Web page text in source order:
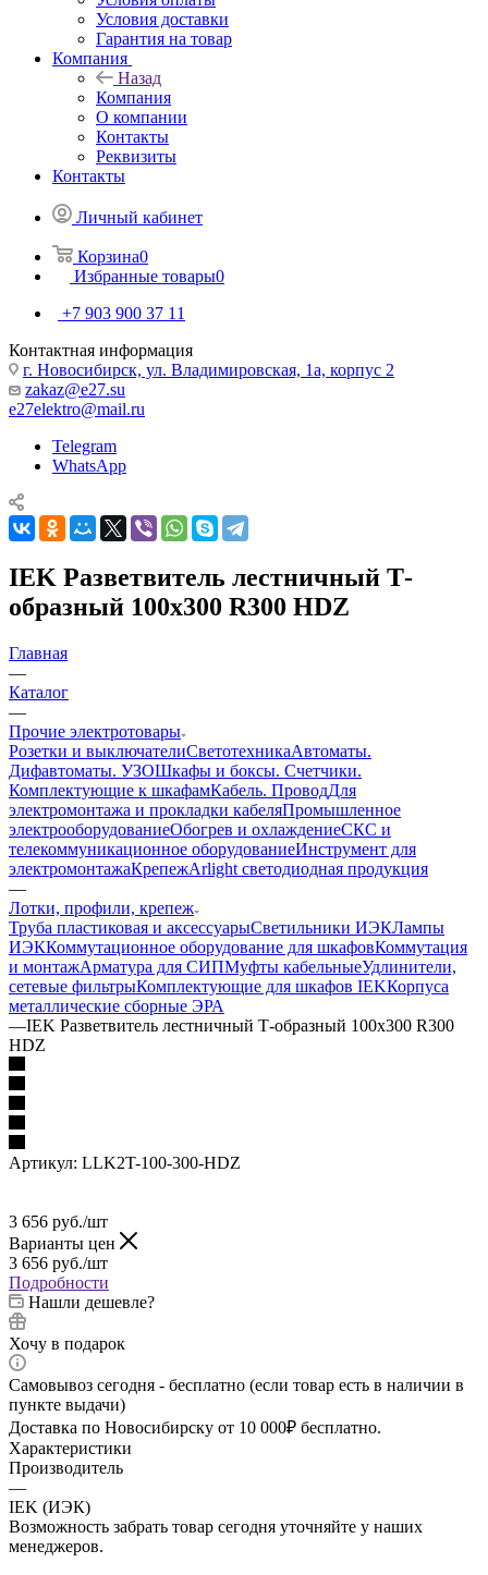
Условия доставки
Гарантия на товар
Компания
Назад
Компания
О компании
Контакты
Реквизиты
Контакты
Личный кабинет
Корзина0
Избранные товары0
+7 903 900 37 11
Контактная информация
г. Новосибирск, ул. Владимировская, 1а, корпус 2
zakaz@e27.su
e27elektro@mail.ru
Telegram
WhatsApp
IEK Разветвитель лестничный Т-
образный 100х300 R300 HDZ
Главная
—
Каталог
—
Прочие электротовары
Розетки и выключателиСветотехникаАвтоматы.
Дифавтоматы. УЗОШкафы и боксы. Счетчики.
Комплектующие к шкафамКабель. ПроводДля
электромонтажа и прокладки кабеляПромышленное
электрооборудованиеОбогрев и охлаждениеСКС и
телекоммуникационное оборудованиеИнструмент для
электромонтажаКрепежArlight светодиодная продукция
—
Лотки, профили, крепеж
Труба пластиковая и аксессуарыСветильники ИЭКЛампы
ИЭККоммутационное оборудование для шкафовКоммутация
и монтажАрматура для СИПМуфты кабельныеУдлинители,
сетевые фильтрыКомплектующие для шкафов IEKКорпуса
металлические сборные ЭРА
—IEK Разветвитель лестничный Т-образный 100х300 R300
HDZ
Артикул: LLK2T-100-300-HDZ
3 656 руб./шт
Варианты цен
3 656 руб./шт
Подробности
Нашли дешевле?
Хочу в подарок
Самовывоз сегодня - бесплатно (если товар есть в наличии в
пункте выдачи)
Доставка по Новосибирску от 10 000₽ бесплатно.
Характеристики
Производитель
—
IEK (ИЭК)
Возможность забрать товар сегодня уточняйте у наших
менеджеров.